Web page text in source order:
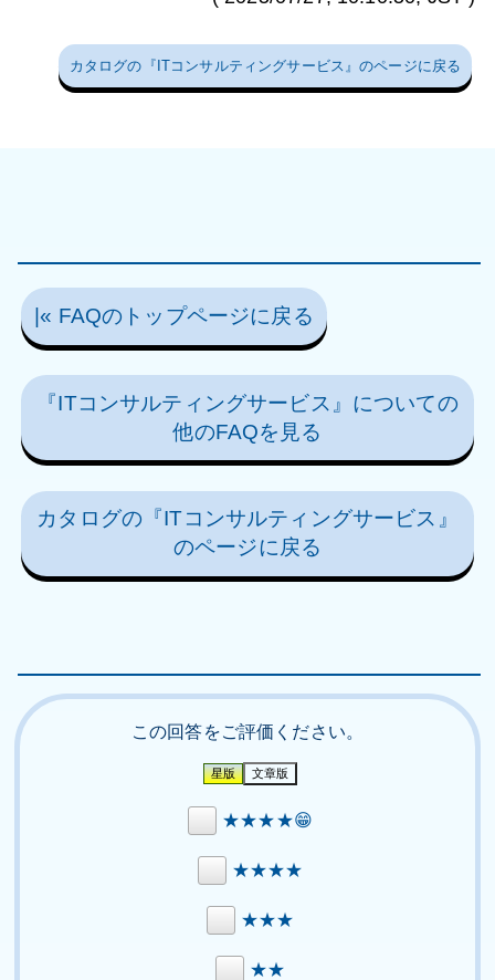
カタログの『ITコンサルティングサービス』のページに戻る
|« FAQのトップページに戻る
『ITコンサルティングサービス』についての
他のFAQを見る
カタログの『ITコンサルティングサービス』
のページに戻る
この回答をご評価ください。
★★★★😁
★★★★
★★★
★★